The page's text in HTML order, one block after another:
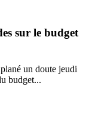
sur le budget
un doute jeudi
budget...